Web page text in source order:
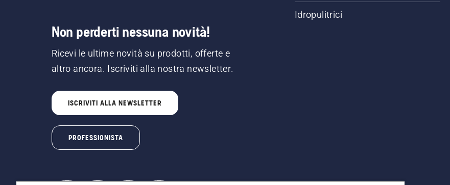
Non perderti nessuna novità!
Ricevi le ultime novità su prodotti, offerte e
altro ancora. Iscriviti alla nostra newsletter.
ISCRIVITI ALLA NEWSLETTER
PROFESSIONISTA
Idropulitrici